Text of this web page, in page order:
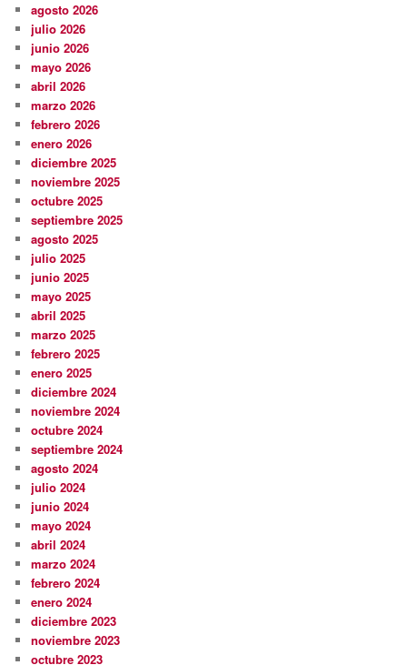
agosto 2026
julio 2026
junio 2026
mayo 2026
abril 2026
marzo 2026
febrero 2026
enero 2026
diciembre 2025
noviembre 2025
octubre 2025
septiembre 2025
agosto 2025
julio 2025
junio 2025
mayo 2025
abril 2025
marzo 2025
febrero 2025
enero 2025
diciembre 2024
noviembre 2024
octubre 2024
septiembre 2024
agosto 2024
julio 2024
junio 2024
mayo 2024
abril 2024
marzo 2024
febrero 2024
enero 2024
diciembre 2023
noviembre 2023
octubre 2023